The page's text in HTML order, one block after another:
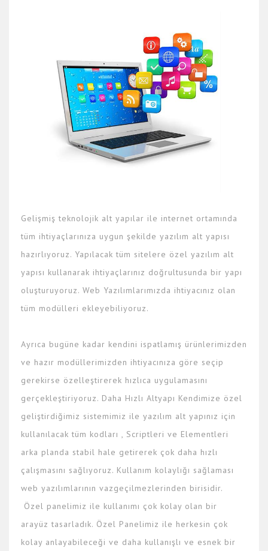
Gelişmiş teknolojik alt yapılar ile internet ortamında
tüm ihtiyaçlarınıza uygun şekilde yazılım alt yapısı
hazırlıyoruz. Yapılacak tüm sitelere özel yazılım alt
yapısı kullanarak ihtiyaçlarınız doğrultusunda bir yapı
oluşturuyoruz. Web Yazılımlarımızda ihtiyacınız olan
tüm modülleri ekleyebiliyoruz.
Ayrıca bugüne kadar kendini ispatlamış ürünlerimizden
ve hazır modüllerimizden ihtiyacınıza göre seçip
gerekirse özelleştirerek hızlıca uygulamasını
gerçekleştiriyoruz. Daha Hızlı Altyapı Kendimize özel
geliştirdiğimiz sistemimiz ile yazılım alt yapınız için
kullanılacak tüm kodları , Scriptleri ve Elementleri
arka planda stabil hale getirerek çok daha hızlı
çalışmasını sağlıyoruz. Kullanım kolaylığı sağlaması
web yazılımlarının vazgeçilmezlerinden birisidir.
Özel panelimiz ile kullanımı çok kolay olan bir
arayüz tasarladık. Özel Panelimiz ile herkesin çok
kolay anlayabileceği ve daha kullanışlı ve esnek bir